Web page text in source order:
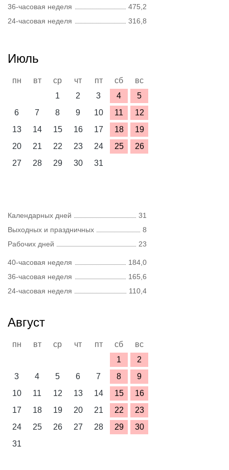
36-часовая неделя
475,2
24-часовая неделя
316,8
Июль
пн вт ср чт пт сб
вс
1
2 3 4
5
6
7 8 9 10 11
12
13
14 15 16 17 18
19
20
21 22 23 24 25
26
27
28 29 30 31
Календарных дней
31
Выходных и праздничных
8
Рабочих дней
23
40-часовая неделя
184,0
36-часовая неделя
165,6
24-часовая неделя
110,4
Август
пн вт ср чт пт сб
вс
1
2
3
4 5 6 7 8
9
10
11 12 13 14 15
16
17
18 19 20 21 22
23
24
25 26 27 28 29
30
31